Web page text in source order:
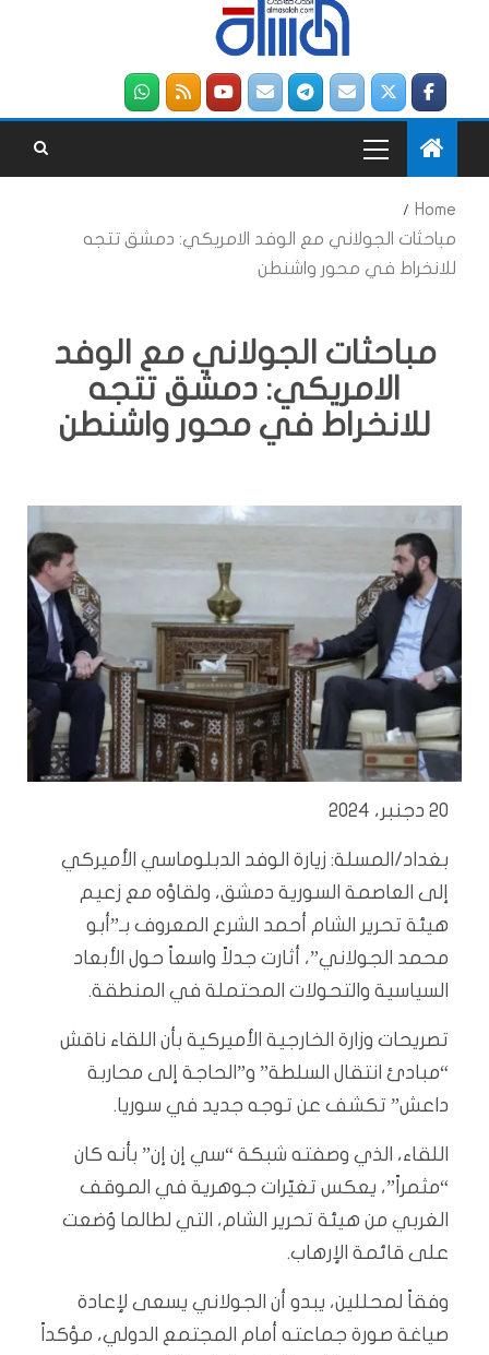
Home
مباحثات الجولاني مع الوفد الامريكي: دمشق تتجه
للانخراط في محور واشنطن
مباحثات الجولاني مع الوفد
الامريكي: دمشق تتجه
للانخراط في محور واشنطن
20 دجنبر، 2024
بغداد/المسلة: زيارة الوفد الدبلوماسي الأميركي
إلى العاصمة السورية دمشق، ولقاؤه مع زعيم
هيئة تحرير الشام أحمد الشرع المعروف بـ”أبو
محمد الجولاني”، أثارت جدلاً واسعاً حول الأبعاد
السياسية والتحولات المحتملة في المنطقة.
تصريحات وزارة الخارجية الأميركية بأن اللقاء ناقش
“مبادئ انتقال السلطة” و”الحاجة إلى محاربة
داعش” تكشف عن توجه جديد في سوريا.
اللقاء، الذي وصفته شبكة “سي إن إن” بأنه كان
“مثمراً”، يعكس تغيّرات جوهرية في الموقف
الغربي من هيئة تحرير الشام، التي لطالما وُضعت
على قائمة الإرهاب.
وفقاً لمحللين، يبدو أن الجولاني يسعى لإعادة
صياغة صورة جماعته أمام المجتمع الدولي، مؤكداً